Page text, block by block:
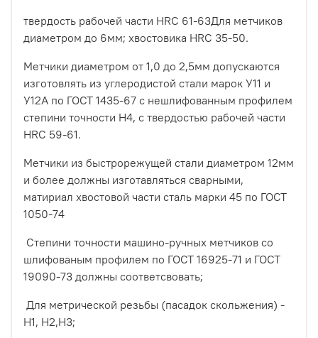
твердость рабочей части HRC 61-63Для метчиков
диаметром до 6мм; хвостовика HRC 35-50.
Метчики диаметром от 1,0 до 2,5мм допускаются
изготовлять из углеродистой стали марок У11 и
У12А по ГОСТ 1435-67 с нешлифованным профилем
степини точности Н4, с твердостью рабочей части
HRC 59-61.
Метчики из быстрорежущей стали диаметром 12мм
и более должны изготавляться сварными,
матириал хвостовой части сталь марки 45 по ГОСТ
1050-74
Степини точности машино-ручных метчиков со
шлифованым профилем по ГОСТ 16925-71 и ГОСТ
19090-73 должны соответсвовать;
Для метрической резьбы (пасадок скольжения) -
Н1, Н2,Н3;